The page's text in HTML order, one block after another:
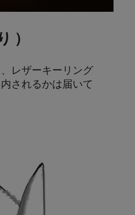
）
レザーキーリング
されるかは届いて